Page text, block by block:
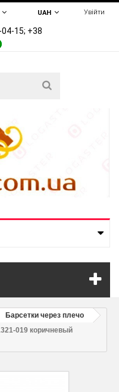
Увійти
UAH
15; +38
Барсетки через плечо
019 коричневый